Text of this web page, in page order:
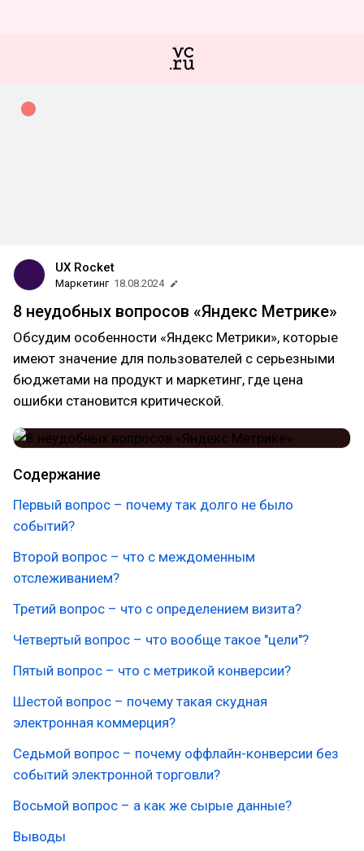
UX Rocket
Маркетинг 18.08.2024
8 неудобных вопросов «Яндекс Метрике»
Обсудим особенности «Яндекс Метрики», которые
имеют значение для пользователей с серьезными
бюджетами на продукт и маркетинг, где цена
ошибки становится критической.
Содержание
Первый вопрос – почему так долго не было
событий?
Второй вопрос – что с междоменным
отслеживанием?
Третий вопрос – что с определением визита?
Четвертый вопрос – что вообще такое "цели"?
Пятый вопрос – что с метрикой конверсии?
Шестой вопрос – почему такая скудная
электронная коммерция?
Седьмой вопрос – почему оффлайн-конверсии без
событий электронной торговли?
Восьмой вопрос – а как же сырые данные?
Выводы